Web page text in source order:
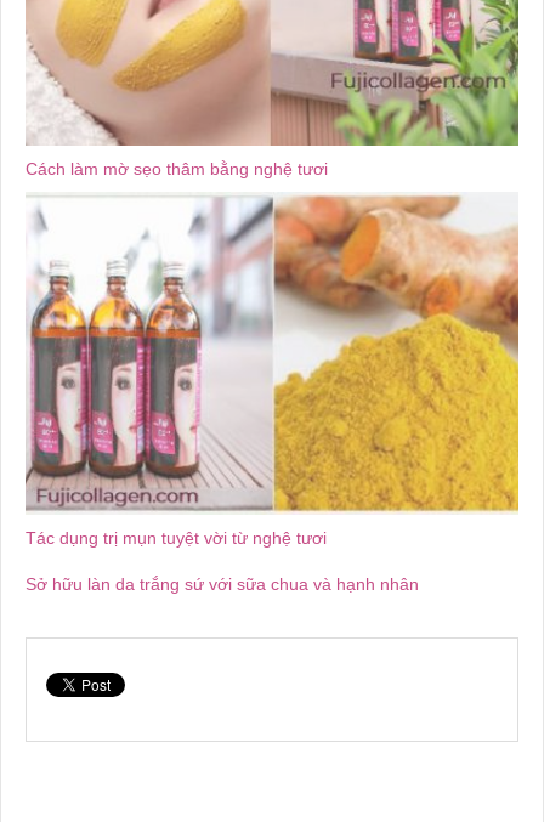
Cách làm mờ sẹo thâm bằng nghệ tươi
Tác dụng trị mụn tuyệt vời từ nghệ tươi
Sở hữu làn da trắng sứ với sữa chua và hạnh nhân